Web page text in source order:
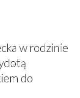
w rodzinie
do